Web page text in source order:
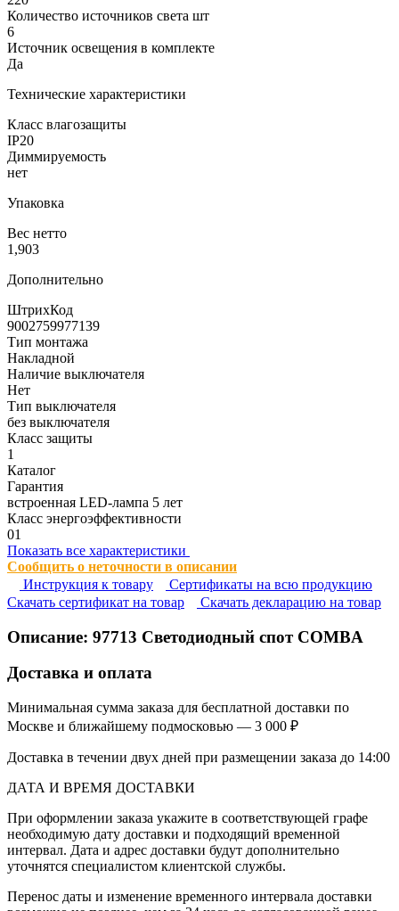
Количество источников света шт
6
Источник освещения в комплекте
Да
Технические характеристики
Класс влагозащиты
IP20
Диммируемость
нет
Упаковка
Вес нетто
1,903
Дополнительно
ШтрихКод
9002759977139
Тип монтажа
Накладной
Наличие выключателя
Нет
Тип выключателя
без выключателя
Класс защиты
1
Каталог
Гарантия
встроенная LED-лампа 5 лет
Класс энергоэффективности
01
Показать все характеристики
Сообщить о неточности в описании
Инструкция к товару
Сертификаты на всю продукцию
Cкачать сертификат на товар
Cкачать декларацию на товар
Описание: 97713 Светодиодный спот СOMBA
Доставка и оплата
Минимальная сумма заказа для бесплатной доставки по
Москве и ближайшему подмосковью — 3 000 ₽
Доставка в течении двух дней при размещении заказа до 14:00
ДАТА И ВРЕМЯ ДОСТАВКИ
При оформлении заказа укажите в соответствующей графе
необходимую дату доставки и подходящий временной
интервал. Дата и адрес доставки будут дополнительно
уточнятся специалистом клиентской службы.
Перенос даты и изменение временного интервала доставки